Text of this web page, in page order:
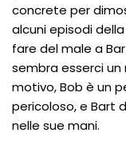
concrete per
alcuni episodi
fare del male a
sembra esserci un
motivo, Bob è un
pericoloso, e Bart
nelle sue mani.